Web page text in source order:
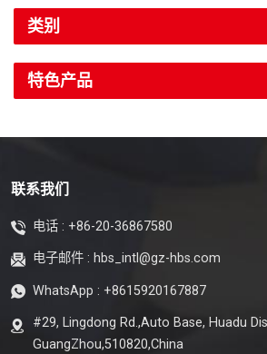
类别
特色产品
联系我们
电话 : +86-20-36867580
电子邮件 : hbs_intl@gz-hbs.com
WhatsApp : +8615920167887
#29, Lingdong Rd.,Auto Base, Huadu
GuangZhou,510820,China